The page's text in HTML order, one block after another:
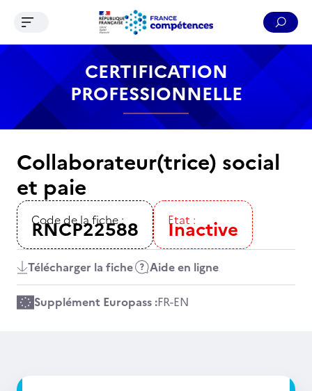
Contenu Recherche Menu Pied de page
Ouvrir le menu de navigation
CERTIFICATION
PROFESSIONNELLE
Collaborateur(trice) social
et paie
Code de la fiche :
RNCP22588 Etat :
Inactive
Télécharger la fiche Aide en ligne
Supplément Europass :FR-EN